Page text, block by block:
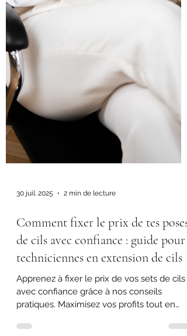
2 min de lecture
Comment fixer le prix de tes poses